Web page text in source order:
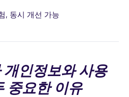
, 동시 개선 가능
인정보와 사용
중요한 이유